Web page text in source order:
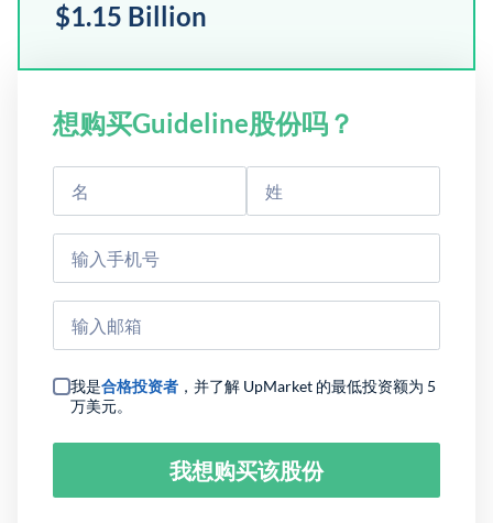
$1.15 Billion
想购买Guideline股份吗？
我是合格投资者 ，并了解 UpMarket 的最低投资额为 5
万美元。
我想购买该股份